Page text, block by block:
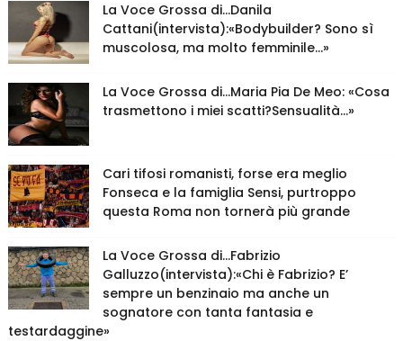
La Voce Grossa di…Danila
Cattani(intervista):«Bodybuilder? Sono sì
muscolosa, ma molto femminile…»
La Voce Grossa di…Maria Pia De Meo: «Cosa
trasmettono i miei scatti?Sensualità…»
Cari tifosi romanisti, forse era meglio
Fonseca e la famiglia Sensi, purtroppo
questa Roma non tornerà più grande
La Voce Grossa di…Fabrizio
Galluzzo(intervista):«Chi è Fabrizio? E’
sempre un benzinaio ma anche un
sognatore con tanta fantasia e
testardaggine»